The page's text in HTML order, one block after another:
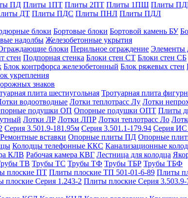
ПД Плиты 1ПТ Плиты 2ПТ Плиты 1ПШ Плиты
ДТ Плиты ПДС Плиты ПНЛ Плиты ПДЛ
блоки Бортовые блоки Бортовой камень БУ
надолбы Железобетонные укрытия
блоки Перильное ограждение Элементы
стен Подпорная стенка Блоки стен СТ Блоки стен СБ
Блок контрфорса железобетонный Блок ряжевых стен
укрепления
знаков
плита шестиугольная Тротуарная плита
водоотводные Лотки теплотрасс Лу Лотки
подушки ОП Опорные подушки ОПТ Плиты
Лотки ЛР Лотки ЛПР Лотки теплотрасс Ло
Серия 3.501.9-181.95м Серия 3.501.1-179.94 Серия ИС
Ремонтные вставки Опорные плиты ПД Опорные
Колодцы телефонные ККС Канализационные
КЛВ Рабочая камера КВГ Лестница для колодца
ТВ Трубы ТС Трубы ТФ Трубы ТБР Трубы ТБФ
плоские ПТ Плиты плоские ТП 501-01-6-89 Плиты
плоские Серия 1.243-2 Плиты плоские Серия 3.503.9-